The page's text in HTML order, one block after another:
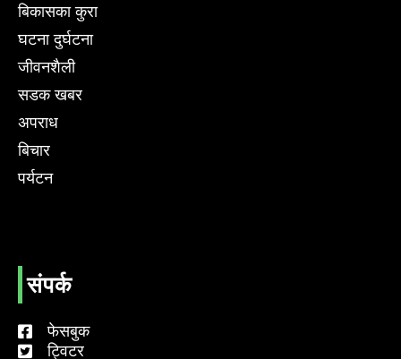
बिकासका कुरा
घटना दुर्घटना
जीवनशैली
सडक खबर
अपराध
बिचार
पर्यटन
संपर्क
फेसबुक
ट्विटर